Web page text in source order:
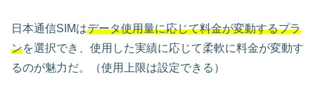
日本通信SIMはデータ使用量に応じて料金が変動するプラ
ンを選択でき、使用した実績に応じて柔軟に料金が変動す
るのが魅力だ。（使用上限は設定できる）